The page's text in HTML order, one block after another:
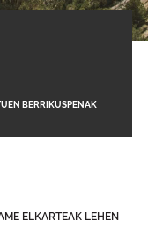
BERRIKUSPENAK
ELKARTEAK LEHEN